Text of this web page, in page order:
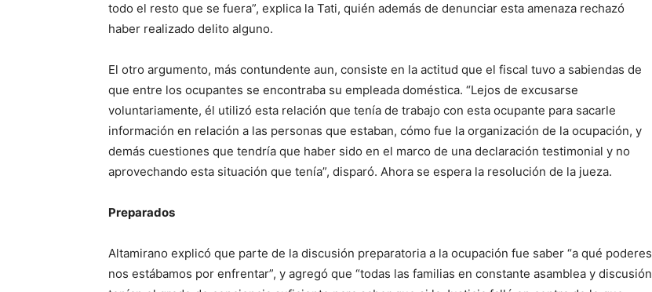
todo el resto que se fuera”, explica la Tati, quién además de denunciar esta amenaza rechazó
haber realizado delito alguno.
El otro argumento, más contundente aun, consiste en la actitud que el fiscal tuvo a sabiendas de
que entre los ocupantes se encontraba su empleada doméstica. “Lejos de excusarse
voluntariamente, él utilizó esta relación que tenía de trabajo con esta ocupante para sacarle
información en relación a las personas que estaban, cómo fue la organización de la ocupación, y
demás cuestiones que tendría que haber sido en el marco de una declaración testimonial y no
aprovechando esta situación que tenía”, disparó. Ahora se espera la resolución de la jueza.
Preparados
Altamirano explicó que parte de la discusión preparatoria a la ocupación fue saber “a qué poderes
nos estábamos por enfrentar”, y agregó que “todas las familias en constante asamblea y discusión